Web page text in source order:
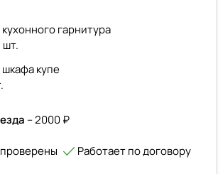
гарнитура
купе
– 2000 ₽
Работает по договору